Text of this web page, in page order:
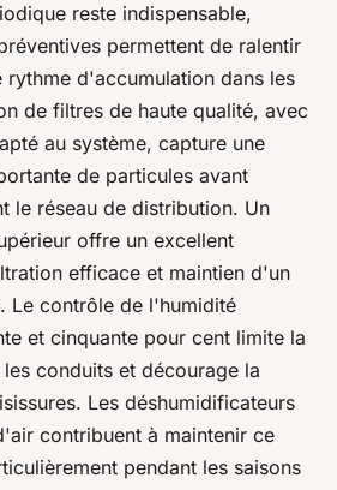
reste indispensable,
permettent de ralentir
rythme d'accumulation dans les
de filtres de haute qualité, avec
au système, capture une
de particules avant
le réseau de distribution. Un
offre un excellent
efficace et maintien d'un
Le contrôle de l'humidité
et cinquante pour cent limite la
conduits et décourage la
Les déshumidificateurs
contribuent à maintenir ce
pendant les saisons